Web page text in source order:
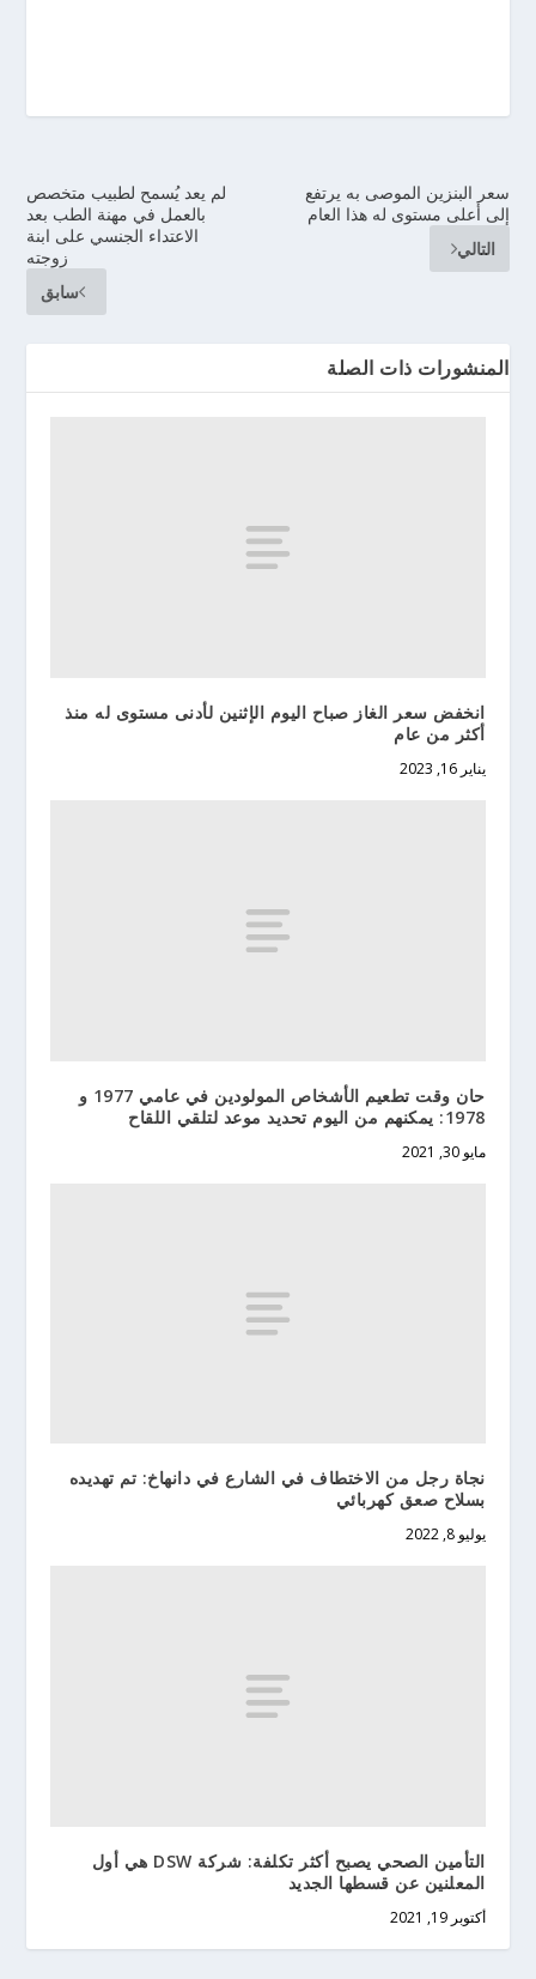
لم يعد يُسمح لطبيب متخصص
بالعمل في مهنة الطب بعد
الاعتداء الجنسي على ابنة
زوجته
سابق
سعر البنزين الموصى به يرتفع
إلى أعلى مستوى له هذا العام
التالي
المنشورات ذات الصلة
انخفض سعر الغاز صباح اليوم الإثنين لأدنى مستوى له منذ
أكثر من عام
يناير 16, 2023
حان وقت تطعيم الأشخاص المولودين في عامي 1977 و
1978: يمكنهم من اليوم تحديد موعد لتلقي اللقاح
مايو 30, 2021
نجاة رجل من الاختطاف في الشارع في دانهاخ: تم تهديده
بسلاح صعق كهربائي
يوليو 8, 2022
التأمين الصحي يصبح أكثر تكلفة: شركة DSW هي أول
المعلنين عن قسطها الجديد
أكتوبر 19, 2021